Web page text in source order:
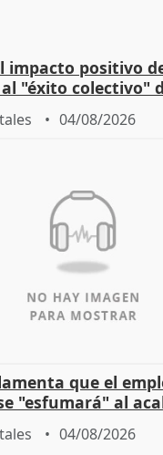
impacto positivo
"éxito colectivo"
04/08/2026
que el
"esfumará" al
04/08/2026